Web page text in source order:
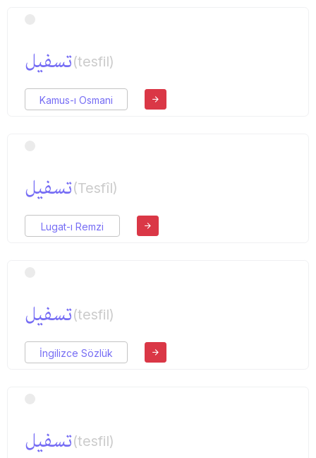
تسفیل(tesfil)
Kamus-ı Osmani
تسفیل(Tesfîl)
Lugat-ı Remzi
تسفیل(tesfil)
İngilizce Sözlük
تسفیل(tesfil)